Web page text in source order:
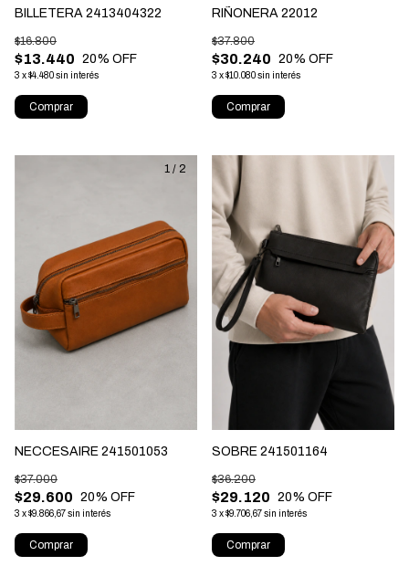
BILLETERA 2413404322
$13.440
$16.800
20% OFF
3 x$4.480sin interés
Comprar
RIÑONERA 22012
$30.240
$37.800
20% OFF
3 x$10.080sin interés
Comprar
1 / 2
NECCESAIRE 241501053
$29.600
$37.000
20% OFF
3 x$9.866,67sin interés
Comprar
SOBRE 241501164
$29.120
$36.200
20% OFF
3 x$9.706,67sin interés
Comprar